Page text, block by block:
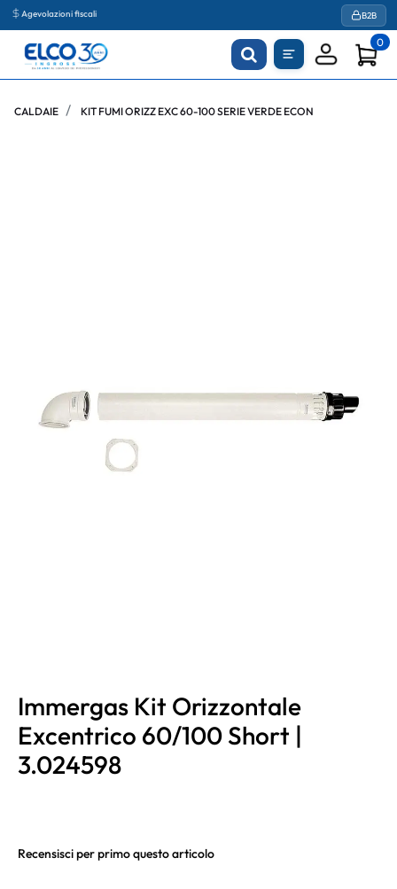
Agevolazioni fiscali B2B
0
CALDAIE KIT FUMI ORIZZ EXC 60-100 SERIE VERDE ECON
Immergas Kit Orizzontale
Excentrico 60/100 Short |
3.024598
Recensisci per primo questo articolo